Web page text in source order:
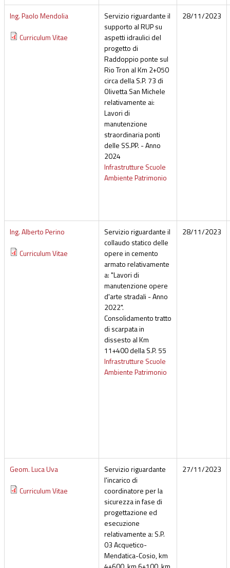
Ing. Paolo Mendolia
Curriculum Vitae
Servizio riguardante il
supporto al RUP su
aspetti idraulici del
progetto di
Raddoppio ponte sul
Rio Tron al Km 2+050
circa della S.P. 73 di
Olivetta San Michele
relativamente ai:
Lavori di
manutenzione
straordinaria ponti
delle SS.PP. - Anno
2024
Infrastrutture Scuole
Ambiente Patrimonio
28/11/2023
Ing. Alberto Perino
Curriculum Vitae
Servizio riguardante il
collaudo statico delle
opere in cemento
armato relativamente
a: "Lavori di
manutenzione opere
d'arte stradali - Anno
2022".
Consolidamento tratto
di scarpata in
dissesto al Km
11+400 della S.P. 55
Infrastrutture Scuole
Ambiente Patrimonio
28/11/2023
Geom. Luca Uva
Curriculum Vitae
Servizio riguardante
l'incarico di
coordinatore per la
sicurezza in fase di
progettazione ed
esecuzione
relativamente a: S.P.
03 Acquetico-
Mendatica-Cosio, km
27/11/2023